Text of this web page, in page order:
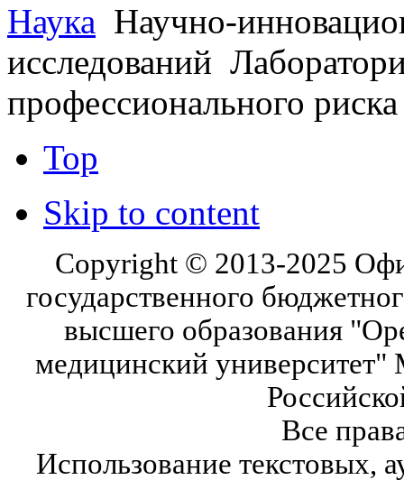
Наука Научно-
исследований
профессионального риска
Top
Skip to content
Copyright © 2013-2025
государственного
высшего образования
медицинский университет"
Все
Использование текстовых,